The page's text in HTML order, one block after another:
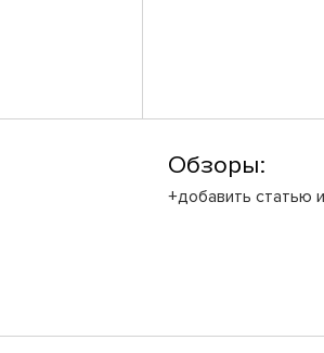
Обзоры:
+добавить статью